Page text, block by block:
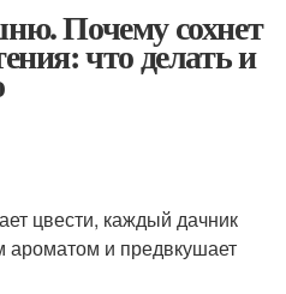
Почему сохнет
что делать и
цвести, каждый дачник
ароматом и предвкушает